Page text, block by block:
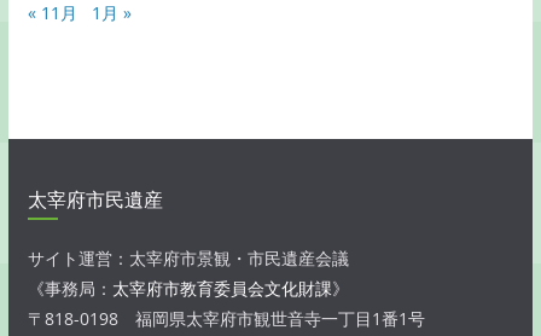
« 11月 1月 »
太宰府市民遺産
サイト運営：太宰府市景観・市民遺産会議
《事務局： 太宰府市教育委員会文化財課》
〒818-0198 福岡県太宰府市観世音寺一丁目1番1号